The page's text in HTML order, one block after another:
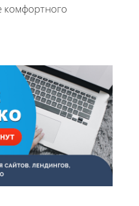
комфортного